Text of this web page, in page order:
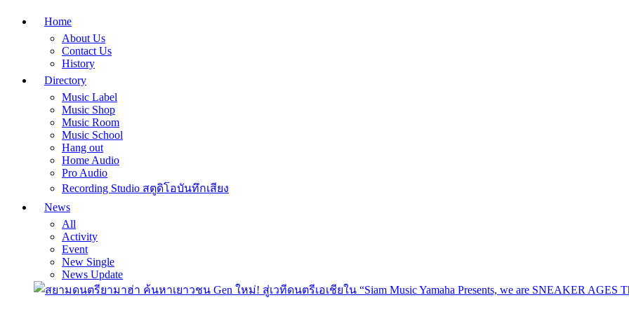
Home
About Us
Contact Us
History
Directory
Music Label
Music Shop
Music Room
Music School
Hang out
Home Audio
Pro Audio
Recording Studio สตูดิโอบันทึกเสียง
News
All
Activity
Event
New Single
News Update